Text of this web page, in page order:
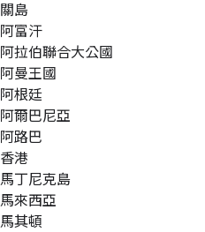
關島
阿富汗
阿拉伯聯合大公國
阿曼王國
阿根廷
阿爾巴尼亞
阿路巴
香港
馬丁尼克島
馬來西亞
馬其頓